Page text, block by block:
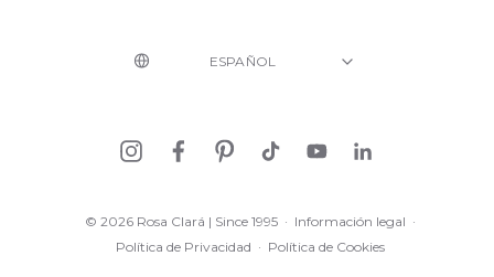
© 2026 Rosa Clará | Since 1995 · Información legal ·
Política de Privacidad · Política de Cookies